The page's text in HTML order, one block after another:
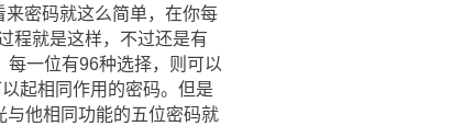
密码就这么简单，在你每
程就是这样，不过还是有
一位有96种选择，则可以
起相同作用的密码。但是
他相同功能的五位密码就